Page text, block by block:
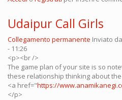
Udaipur Call Girls
Collegamento permanente Inviato da
- 11:26
<p><br />
The game plan of your site is so
these relationship thinking about
<a href="https://
</p>